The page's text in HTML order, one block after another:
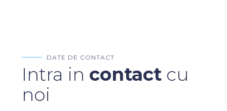
DATE DE CONTACT
Intra in contactcu
noi